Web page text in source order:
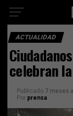
ACTUALIDAD
celebran
Publicado 7 meses
Por prensa